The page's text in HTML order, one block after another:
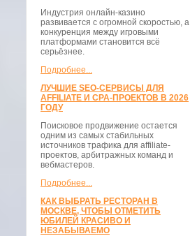
Индустрия онлайн-казино
развивается с огромной скоростью, а
конкуренция между игровыми
платформами становится всё
серьёзнее.
Подробнее...
ЛУЧШИЕ SEO-СЕРВИСЫ ДЛЯ
AFFILIATE И CPA-ПРОЕКТОВ В 2026
ГОДУ
Поисковое продвижение остается
одним из самых стабильных
источников трафика для affiliate-
проектов, арбитражных команд и
вебмастеров.
Подробнее...
КАК ВЫБРАТЬ РЕСТОРАН В
МОСКВЕ, ЧТОБЫ ОТМЕТИТЬ
ЮБИЛЕЙ КРАСИВО И
НЕЗАБЫВАЕМО